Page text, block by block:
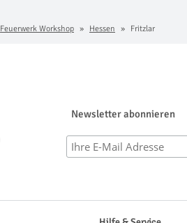
Feuerwerk Workshop Hessen Fritzlar
Newsletter abonnieren